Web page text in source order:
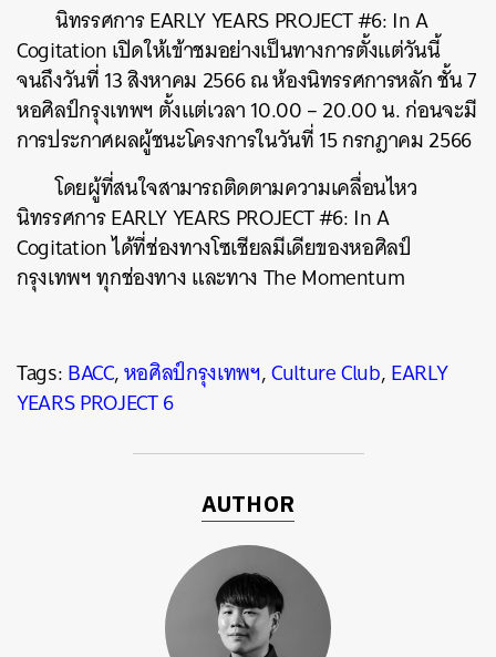
นิทรรศการ EARLY YEARS PROJECT #6: In A
Cogitation เปิดให้เข้าชมอย่างเป็นทางการตั้งแต่วันนี้
จนถึงวันที่ 13 สิงหาคม 2566 ณ ห้องนิทรรศการหลัก ชั้น 7
หอศิลป์กรุงเทพฯ ตั้งแต่เวลา 10.00 – 20.00 น. ก่อนจะมี
การประกาศผลผู้ชนะโครงการในวันที่ 15 กรกฎาคม 2566
โดยผู้ที่สนใจสามารถติดตามความเคลื่อนไหว
นิทรรศการ EARLY YEARS PROJECT #6: In A
Cogitation ได้ที่ช่องทางโซเชียลมีเดียของหอศิลป์
กรุงเทพฯทุกช่องทาง และทาง The Momentum
Tags:BACC,หอศิลป์กรุงเทพฯ,Culture Club,EARLY
YEARS PROJECT 6
AUTHOR